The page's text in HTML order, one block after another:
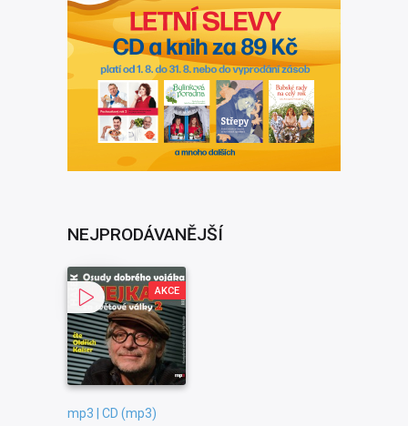
NEJPRODÁVANĚJŠÍ
AKCE
mp3 | CD (mp3)